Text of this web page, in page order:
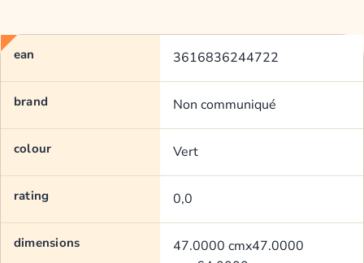
ean 3616836244722
brand Non communiqué
colour Vert
rating 0,0
dimensions
47.0000 cmx47.0000